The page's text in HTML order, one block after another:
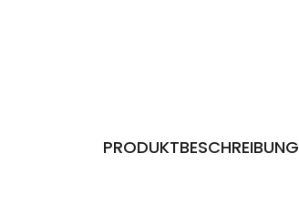
PRODUKTBESCHREIBUNG